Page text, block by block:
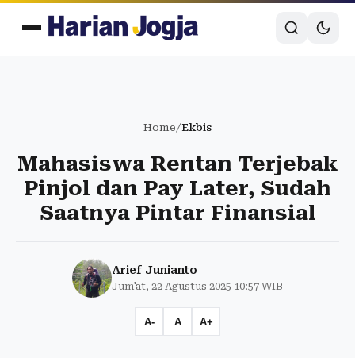
Home/Ekbis
Mahasiswa Rentan Terjebak
Pinjol dan Pay Later, Sudah
Saatnya Pintar Finansial
Arief Junianto
Jum'at, 22 Agustus 2025 10:57 WIB
A- A A+